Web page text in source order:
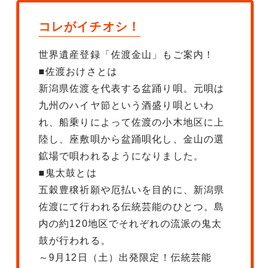
コレがイチオシ！
世界遺産登録「佐渡金山」もご案内！
■佐渡おけさとは
新潟県佐渡を代表する盆踊り唄。元唄は
九州のハイヤ節という酒盛り唄といわ
れ、船乗りによって佐渡の小木地区に上
陸し、座敷唄から盆踊唄化し、金山の選
鉱場で唄われるようになりました。
■鬼太鼓とは
五穀豊穣祈願や厄払いを目的に、新潟県
佐渡にて行われる伝統芸能のひとつ。島
内の約120地区でそれぞれの流派の鬼太
鼓が行われる。
～9月12日（土）出発限定！伝統芸能